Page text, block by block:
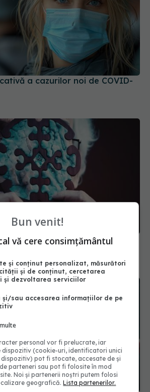
a cazurilor noi de COVID-
Valentin-Veron Toma: Sunt
psihoză, de demență. E o
fenomene care păreau să fie
Bun venit!
vă cere consimțământul
și conținut personalizat, măsurători
și de conținut, cercetarea
și dezvoltarea serviciilor
și/sau accesarea informațiilor de pe
personal vor fi prelucrate, iar
dispozitiv (cookie-uri, identificatori unici
pot fi stocate, accesate de și
parteneri sau pot fi folosite în mod
Noi și partenerii noștri putem folosi
geografică.Lista partenerilor.